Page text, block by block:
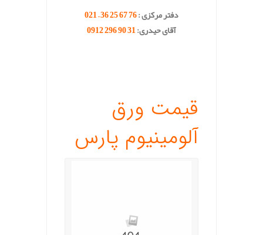
دفتر مرکزی :76 67 25 36 – 021
آقای حیدری:31 90 296 0912
قیمت ورق
آلومینیوم پارس